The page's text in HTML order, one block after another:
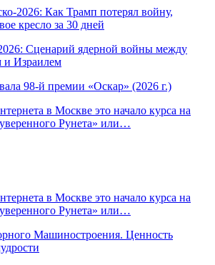
2026: Как Трамп потерял войну,
кресло за 30 дней
Сценарий ядерной войны между
Израилем
98-й премии «Оскар» (2026 г.)
в Москве это начало курса на
Рунета» или…
в Москве это начало курса на
Рунета» или…
Машиностроения. Ценность